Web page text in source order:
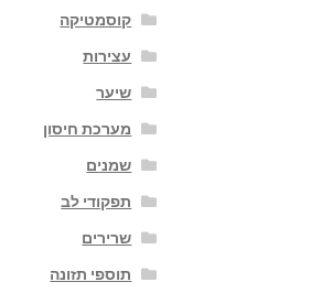
קוסמטיקה
עצירות
שיער
מערכת חיסון
שמנים
תפקודי לב
שרירים
תוספי תזונה